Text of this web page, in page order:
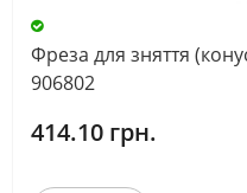
Фреза для зняття
906802
414.10 грн.